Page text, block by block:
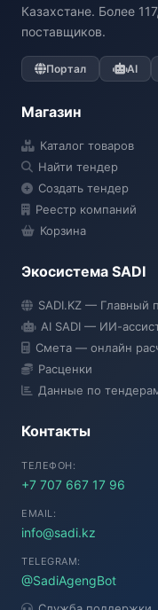
Казахстане. Более
поставщиков.
Портал AI
Магазин
Каталог товаров
Найти тендер
Создать тендер
Реестр компаний
Корзина
Экосистема SADI
SADI.KZ — Главный
AI SADI — ИИ-
Смета — онлайн
Расценки
Данные по
Контакты
ТЕЛЕФОН:
+7 707 667 17 96
EMAIL:
info@sadi.kz
TELEGRAM:
@SadiAgengBot